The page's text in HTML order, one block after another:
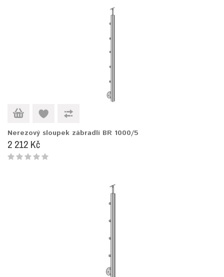
Nerezový sloupek zábradlí BR 1000/5
2 212 Kč